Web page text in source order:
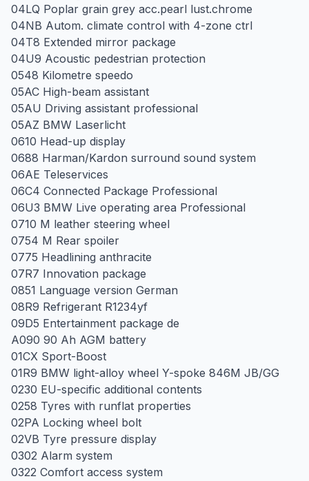
04LQ Poplar grain grey acc.pearl lust.chrome
04NB Autom. climate control with 4-zone ctrl
04T8 Extended mirror package
04U9 Acoustic pedestrian protection
0548 Kilometre speedo
05AC High-beam assistant
05AU Driving assistant professional
05AZ BMW Laserlicht
0610 Head-up display
0688 Harman/Kardon surround sound system
06AE Teleservices
06C4 Connected Package Professional
06U3 BMW Live operating area Professional
0710 M leather steering wheel
0754 M Rear spoiler
0775 Headlining anthracite
07R7 Innovation package
0851 Language version German
08R9 Refrigerant R1234yf
09D5 Entertainment package de
A090 90 Ah AGM battery
01CX Sport-Boost
01R9 BMW light-alloy wheel Y-spoke 846M JB/GG
0230 EU-specific additional contents
0258 Tyres with runflat properties
02PA Locking wheel bolt
02VB Tyre pressure display
0302 Alarm system
0322 Comfort access system